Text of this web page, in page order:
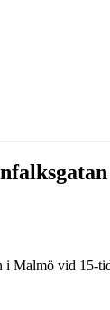
i Malmö vid 15-